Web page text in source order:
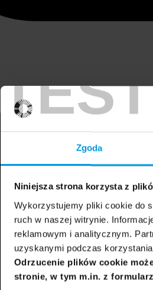
TEST
Zgoda
Niniejsza strona korzysta z
Wykorzystujemy pliki cookie do
ruch w naszej witrynie.
reklamowym i analitycznym.
uzyskanymi podczas korzystania
Odrzucenie plików cookie
stronie, w tym m.in. z